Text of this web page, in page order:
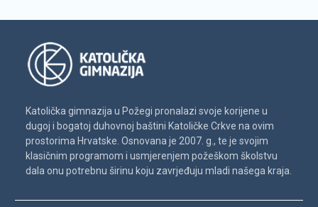
Katolička gimnazija u Požegi pronalazi svoje korijene u
dugoj i bogatoj duhovnoj baštini Katoličke Crkve na ovim
prostorima Hrvatske. Osnovana je 2007. g., te je svojim
klasičnim programom i usmjerenjem požeškom školstvu
dala onu potrebnu širinu koju zavrjeđuju mladi našega kraja.